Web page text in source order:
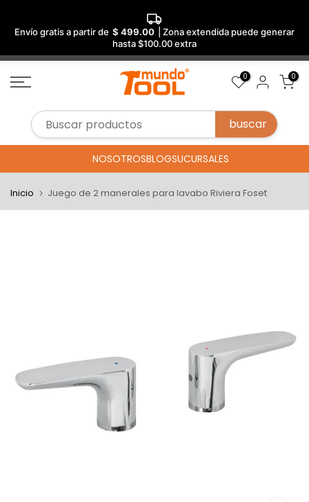
Envío gratis a partir de $ 499.00
| Zona extendida puede generar
hasta $100.00 extra
Saltar
al
0 0
NOSOTROSBLOGSUCURSALES
Inicio Juego de 2 manerales para lavabo Riviera Foset